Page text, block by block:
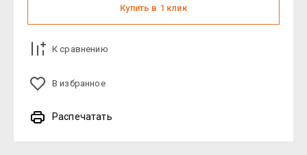
Купить в 1 клик
К сравнению
В избранное
Распечатать